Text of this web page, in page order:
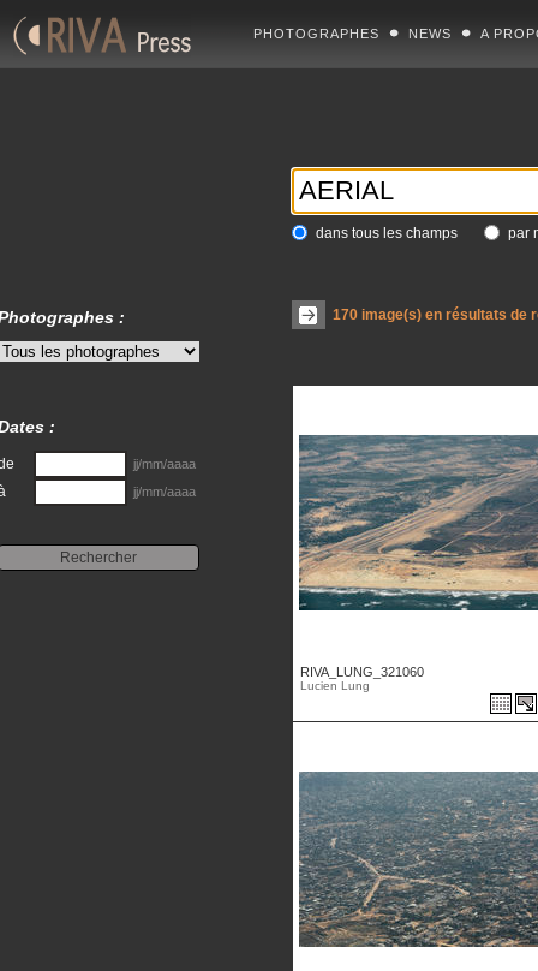
PHOTOGRAPHES NEWS A
dans tous les champs par
170image(s) en résultats de
RIVA_LUNG_321060
Lucien Lung
:
:
jj/mm/aaaa
jj/mm/aaaa